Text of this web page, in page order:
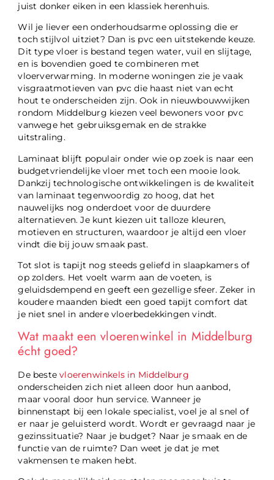
juist donker eiken in een klassiek herenhuis.
Wil je liever een onderhoudsarme oplossing die er
toch stijlvol uitziet? Dan is pvc een uitstekende keuze.
Dit type vloer is bestand tegen water, vuil en slijtage,
en is bovendien goed te combineren met
vloerverwarming. In moderne woningen zie je vaak
visgraatmotieven van pvc die haast niet van echt
hout te onderscheiden zijn. Ook in nieuwbouwwijken
rondom Middelburg kiezen veel bewoners voor pvc
vanwege het gebruiksgemak en de strakke
uitstraling.
Laminaat blijft populair onder wie op zoek is naar een
budgetvriendelijke vloer met toch een mooie look.
Dankzij technologische ontwikkelingen is de kwaliteit
van laminaat tegenwoordig zo hoog, dat het
nauwelijks nog onderdoet voor de duurdere
alternatieven. Je kunt kiezen uit talloze kleuren,
motieven en structuren, waardoor je altijd een vloer
vindt die bij jouw smaak past.
Tot slot is tapijt nog steeds geliefd in slaapkamers of
op zolders. Het voelt warm aan de voeten, is
geluidsdempend en geeft een gezellige sfeer. Zeker in
koudere maanden biedt een goed tapijt comfort dat
je niet snel in andere vloerbedekkingen vindt.
Wat maakt een vloerenwinkel in Middelburg
écht goed?
De bestevloerenwinkels in Middelburg
onderscheiden zich niet alleen door hun aanbod,
maar vooral door hun service. Wanneer je
binnenstapt bij een lokale specialist, voel je al snel of
er naar je geluisterd wordt. Wordt er gevraagd naar je
gezinssituatie? Naar je budget? Naar je smaak en de
functie van de ruimte? Dan weet je dat je met
vakmensen te maken hebt.